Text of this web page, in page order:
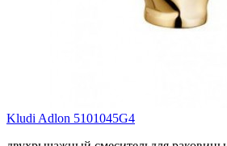
Kludi Adlon 5101045G4